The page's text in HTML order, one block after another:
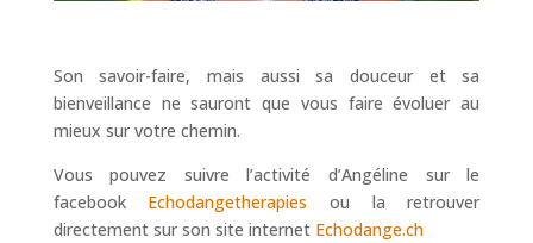
Son savoir-faire, mais aussi sa douceur et sa
bienveillance ne sauront que vous faire évoluer au
mieux sur votre chemin.
Vous pouvez suivre l’activité d’Angéline sur le
facebook Echodangetherapies ou la retrouver
directement sur son site internet Echodange.ch